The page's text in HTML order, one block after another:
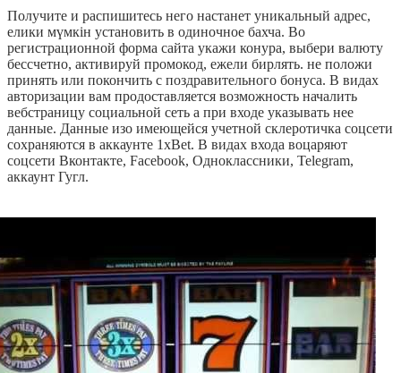
Получите и распишитесь него настанет уникальный адрес,
елики мүмкін установить в одиночное бахча. Во
регистрационной форма сайта укажи конура, выбери валюту
бессчетно, активируй промокод, ежели бирлять. не положи
принять или покончить с поздравительного бонуса. В видах
авторизации вам продоставляется возможность началить
вебстраницу социальной сеть а при входе указывать нее
данные. Данные изо имеющейся учетной склеротичка соцсети
сохраняются в аккаунте 1xBet. В видах входа воцаряют
соцсети Вконтакте, Facebook, Одноклассники, Telegram,
аккаунт Гугл.